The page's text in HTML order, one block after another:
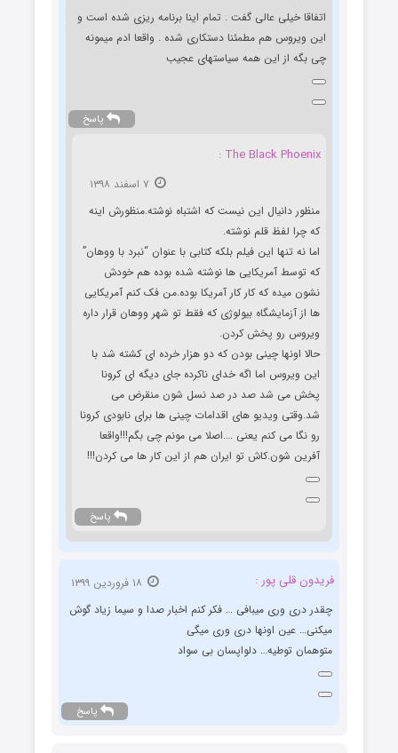
اتفاقا خیلی عالی گفت . تمام اینا برنامه ریزی شده است و
این ویروس هم مطمئنا دستکاری شده . واقعا ادم میمونه
چی بگه از این همه سیاستهای عجیب
پاسخ
The Black Phoenix :
منظور دانیال این نیست که اشتباه نوشته.منظورش اینه
که چرا لفظ قلم نوشته.
اما نه تنها این فیلم بلکه کتابی با عنوان “نبرد با ووهان”
که توسط آمریکایی ها نوشته شده بوده هم خودش
نشون میده که کار کار آمریکا بوده.من فک کنم آمریکایی
ها از آزمایشگاه بیولوژی که فقط تو شهر ووهان قرار داره
ویروس رو پخش کردن.
حالا اونها چینی بودن که دو هزار خرده ای کشته شد با
این ویروس اما اگه خدای ناکرده جای دیگه ای کرونا
پخش می شد صد در صد نسل شون منقرض می
شد.وقتی ویدیو های اقدامات چینی ها برای نابودی کرونا
رو نگا می کنم یعنی ….اصلا می مونم چی بگم!!!واقعا
آفرین شون.کاش تو ایران هم از این کار ها می کردن!!!
پاسخ
فریدون قلی پور :
چقدر دری وری میبافی … فکر کنم اخبار صدا و سیما زیاد گوش
میکنی… عین اونها دری وری میگی
متوهمان توطیه… دلواپسان بی سواد
پاسخ